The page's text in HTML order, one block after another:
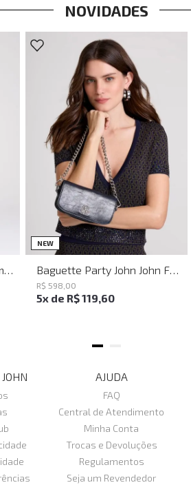
NOVIDADES
Vestido Justo Savage Summer John John Feminino
NEW UN
Baguette Party John John Feminina
R$ 598 00
5x de R$119,60
AJUDA
FAQ
Central de Atendimento
Minha Conta
Trocas e Devoluções
Regulamentos
Seja um Revendedor